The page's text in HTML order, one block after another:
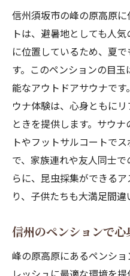
信州須坂市の峰の原高原
トは、避暑地としても人
に位置しているため、夏
す。このペンションの目
能なアウトドアサウナで
ウナ体験は、心身ともに
ときを提供します。サウ
トやフットサルコートで
で、家族連れや友人同士
らに、昆虫採集ができる
り、子供たちも大満足間違
信州のペンションで心
峰の原高原にあるペンシ